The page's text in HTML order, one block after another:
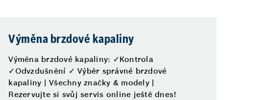
Výměna brzdové kapaliny
Výměna brzdové kapaliny: ✓Kontrola
✓Odvzdušnění ✓ Výběr správné brzdové
kapaliny | Všechny značky & modely |
Rezervujte si svůj servis online ještě dnes!